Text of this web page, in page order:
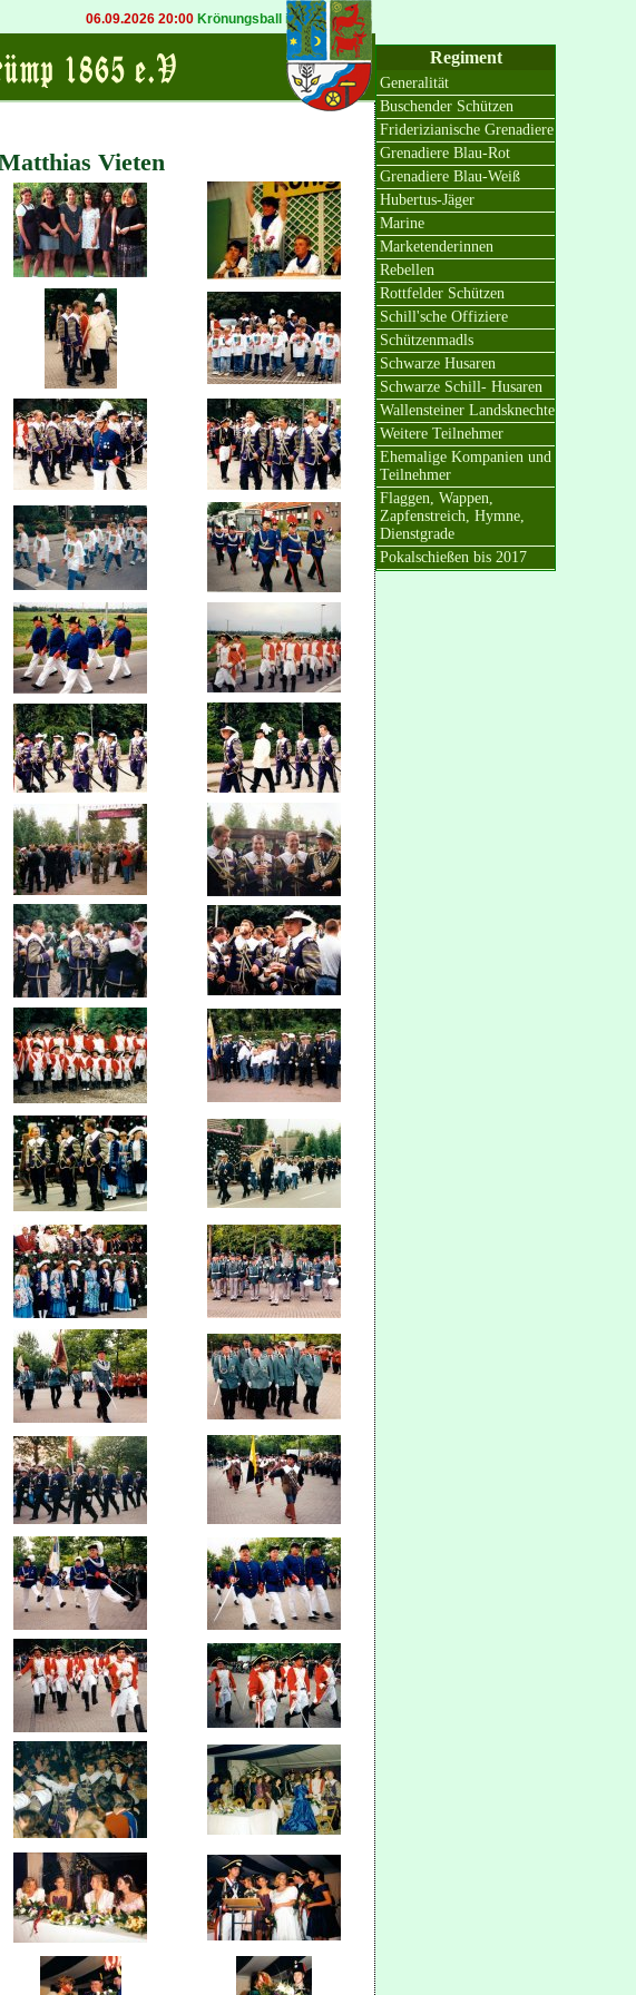
06.09.2026 20:00 Krönungsball in Bösinghoven 20.09.2026 19:30
Vieten
Regiment
Generalität
Buschender Schützen
Friderizianische Grenadiere
Grenadiere Blau-Rot
Grenadiere Blau-Weiß
Hubertus-Jäger
Marine
Marketenderinnen
Rebellen
Rottfelder Schützen
Schill'sche Offiziere
Schützenmadls
Schwarze Husaren
Schwarze Schill- Husaren
Wallensteiner Landsknechte
Weitere Teilnehmer
Ehemalige Kompanien und
Teilnehmer
Flaggen, Wappen,
Zapfenstreich, Hymne,
Dienstgrade
Pokalschießen bis 2017